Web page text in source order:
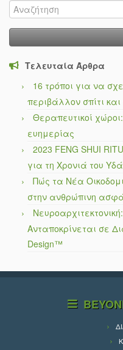
Search
for:
Τελευταία Άρθρα
16 τρόποι για να
περιβάλλον σπίτι
Θεραπευτικοί
ευημερίας
2023 FENG SHUI
για τη Χρονιά του
Πώς τα Νέα
στην ανθρώπινη
Ανταποκρίνεται σε
Design™